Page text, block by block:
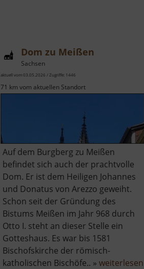
Dom zu Meißen
Sachsen
aktuell vom 03.05.2026 / Zugriffe: 1446
71 km vom aktuellen Standort
Auf dem Burgberg zu Meißen
befindet sich auch der prachtvolle
Dom. Er ist dem Heiligen Johannes
und Donatus von Arezzo geweiht.
Schon seit der Gründung des
Bistums Meißen im Jahr 968 durch
Otto I. steht an dieser Stelle ein
Gotteshaus. Es war bis 1581
Bischofskirche der römisch-
katholischen Bischöfe.. »weiterlesen